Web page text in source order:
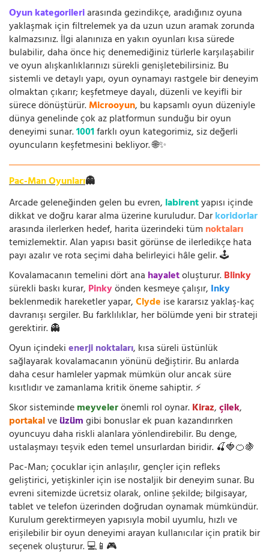
Oyun kategorileriarasında gezindikçe, aradığınız oyuna
yaklaşmak için filtrelemek ya da uzun uzun aramak zorunda
kalmazsınız. İlgi alanınıza en yakın oyunları kısa sürede
bulabilir, daha önce hiç denemediğiniz türlerle karşılaşabilir
ve oyun alışkanlıklarınızı sürekli genişletebilirsiniz. Bu
sistemli ve detaylı yapı, oyun oynamayı rastgele bir deneyim
olmaktan çıkarır; keşfetmeye dayalı, düzenli ve keyifli bir
sürece dönüştürür.Microoyun, bu kapsamlı oyun düzeniyle
dünya genelinde çok az platformun sunduğu bir oyun
deneyimi sunar.1001farklı oyun kategorimiz, siz değerli
oyuncuların keşfetmesini bekliyor. 🌐✨
Pac-Man Oyunları👻
Arcade geleneğinden gelen bu evren, labirentyapısı içinde
dikkat ve doğru karar alma üzerine kuruludur. Darkoridorlar
arasında ilerlerken hedef, harita üzerindeki tüm noktaları
temizlemektir. Alan yapısı basit görünse de ilerledikçe hata
payı azalır ve rota seçimi daha belirleyici hâle gelir. 🕹️
Kovalamacanın temelini dört ana hayaletoluşturur.Blinky
sürekli baskı kurar, Pinkyönden kesmeye çalışır, Inky
beklenmedik hareketler yapar,Clyde ise kararsız yaklaş-kaç
davranışı sergiler. Bu farklılıklar, her bölümde yeni bir strateji
gerektirir. 👻
Oyun içindekienerji noktaları, kısa süreli üstünlük
sağlayarak kovalamacanın yönünü değiştirir. Bu anlarda
daha cesur hamleler yapmak mümkün olur ancak süre
kısıtlıdır ve zamanlama kritik öneme sahiptir. ⚡
Skor sistemindemeyvelerönemli rol oynar.Kiraz,çilek,
portakalveüzümgibi bonuslar ek puan kazandırırken
oyuncuyu daha riskli alanlara yönlendirebilir. Bu denge,
ustalaşmayı teşvik eden temel unsurlardan biridir. 🍒🍓🍊🍇
Pac-Man; çocuklar için anlaşılır, gençler için refleks
geliştirici, yetişkinler için ise nostaljik bir deneyim sunar. Bu
evreni sitemizde ücretsiz olarak, online şekilde; bilgisayar,
tablet ve telefon üzerinden doğrudan oynamak mümkündür.
Kurulum gerektirmeyen yapısıyla mobil uyumlu, hızlı ve
erişilebilir bir oyun deneyimi arayan kullanıcılar için pratik bir
seçenek oluşturur. 💻📱🎮